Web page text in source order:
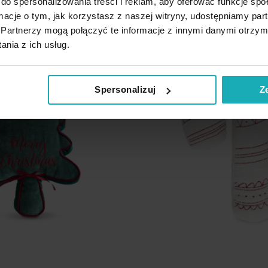
o tym, jak korzystasz z naszej witryny, udostępniamy
mogą połączyć te informacje z innymi danymi
z ich usług.
Spersonalizuj
listy
życzeń